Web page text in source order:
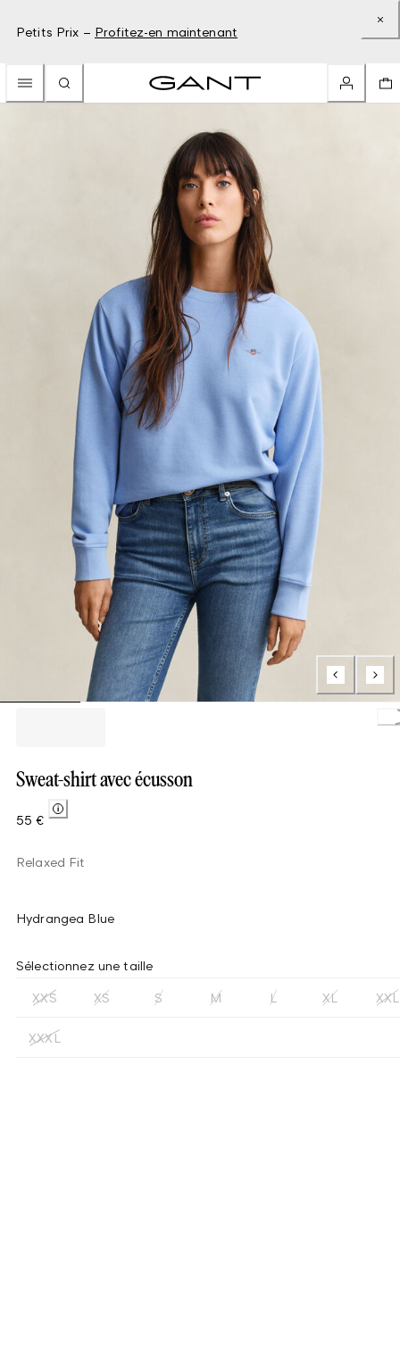
Petits Prix – Profitez-en maintenant
Sweat-shirt avec écusson
55 €
Relaxed Fit
Hydrangea Blue
Sélectionnez une taille
XXS XS S M L XL XXL
XXXL